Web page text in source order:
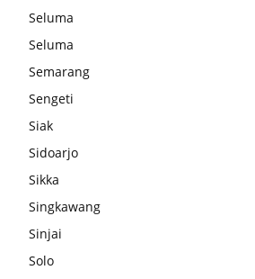
Seluma
Seluma
Semarang
Sengeti
Siak
Sidoarjo
Sikka
Singkawang
Sinjai
Solo